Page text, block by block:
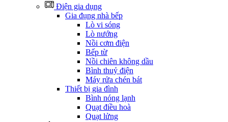
Điện gia dụng
Gia đụng nhà bếp
Lò vi sóng
Lò nướng
Nồi cơm điện
Bếp từ
Nồi chiên không dầu
Bình thuỷ điện
Máy rửa chén bát
Thiết bị gia đình
Bình nóng lạnh
Quạt điều hoà
Quạt lửng